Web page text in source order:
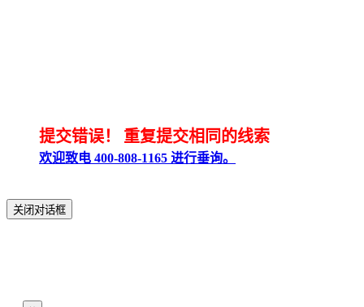
提交错误！ 重复提交相同的线索
欢迎致电 400-808-1165 进行垂询。
关闭对话框